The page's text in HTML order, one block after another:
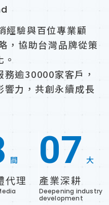
經驗與百位專業顧
，協助台灣品牌從策
逾30000家客戶，
力，共創永續成長
間
代理
07 大
產業深耕
Deepening industry
development